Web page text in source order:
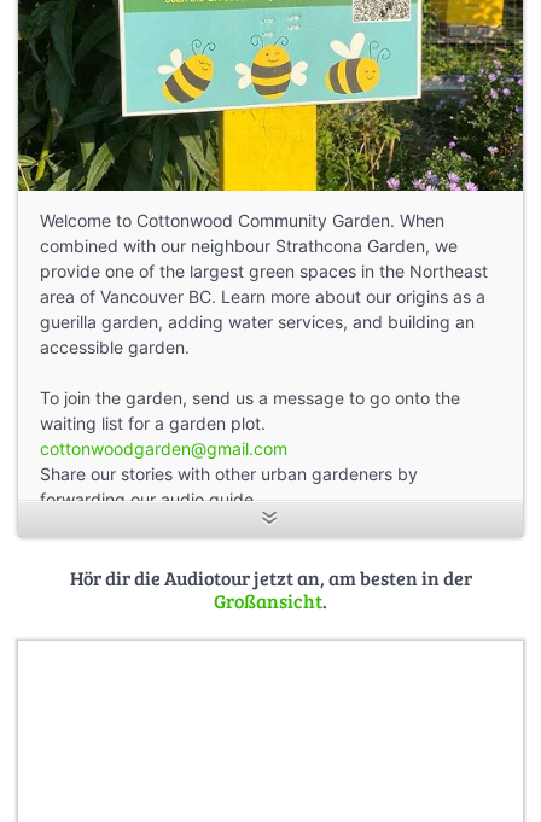
Welcome to Cottonwood Community Garden. When
combined with our neighbour Strathcona Garden, we
provide one of the largest green spaces in the Northeast
area of Vancouver BC. Learn more about our origins as a
guerilla garden, adding water services, and building an
accessible garden.
To join the garden, send us a message to go onto the
waiting list for a garden plot.
cottonwoodgarden@gmail.com
Share our stories with other urban gardeners by
forwarding our audio guide.
Hör dir die Audiotour jetzt an, am besten in der
Großansicht.